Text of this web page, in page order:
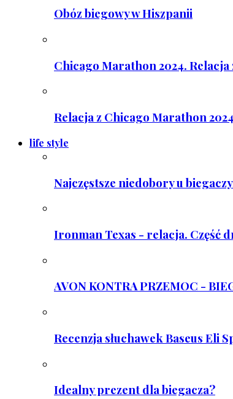
Obóz biegowy w Hiszpanii
Chicago Marathon 2024. Relacja
Relacja z Chicago Marathon
life style
Najczęstsze niedobory u
Ironman Texas - relacja. Część
AVON KONTRA PRZEMOC -
Recenzja słuchawek Baseus Eli
Idealny prezent dla biegacza?